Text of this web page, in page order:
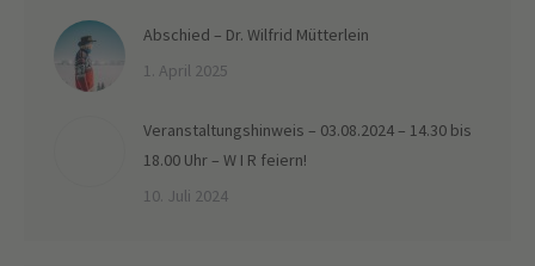
Abschied – Dr. Wilfrid Mütterlein
1. April 2025
Veranstaltungshinweis – 03.08.2024 – 14.30 bis
18.00 Uhr – W I R feiern!
10. Juli 2024